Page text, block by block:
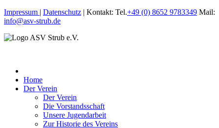
Impressum | Datenschutz | Kontakt: Tel.+49 (0) 8652 9783349 Mail:
info@asv-strub.de
Home
Der Verein
Der Verein
Die Vorstandsschaft
Unsere Jugendarbeit
Zur Historie des Vereins